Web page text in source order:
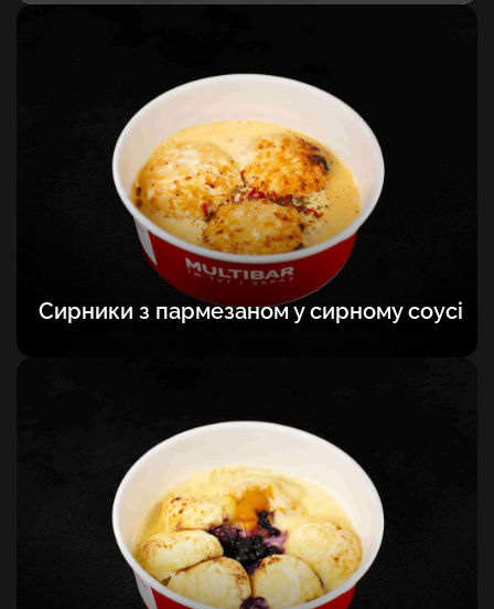
Сирники з пармезаном у сирному соусі